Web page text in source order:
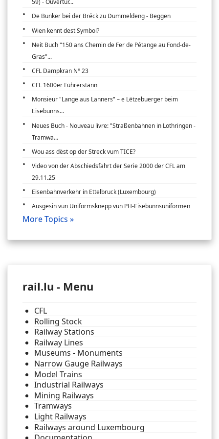
59) - Ouvertur...
De Bunker bei der Bréck zu Dummeldeng - Beggen
Wien kennt dest Symbol?
Neit Buch "150 ans Chemin de Fer de Pétange au Fond-de-
Gras"...
CFL Dampkran N° 23
CFL 1600er Führerstänn
Monsieur "Lange aus Lanners" – e Lëtzebuerger beim
Eisebunns...
Neues Buch - Nouveau livre: "Straßenbahnen in Lothringen -
Tramwa...
Wou ass dëst op der Streck vum TICE?
Video von der Abschiedsfahrt der Serie 2000 der CFL am
29.11.25
Eisenbahnverkehr in Ettelbruck (Luxembourg)
Ausgesin vun Uniformsknepp vun PH-Eisebunnsuniformen
More Topics »
rail.lu - Menu
CFL
Rolling Stock
Railway Stations
Railway Lines
Museums - Monuments
Narrow Gauge Railways
Model Trains
Industrial Railways
Mining Railways
Tramways
Light Railways
Railways around Luxembourg